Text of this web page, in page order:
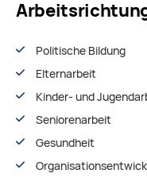
Politische Bildung
Elternarbeit
Kinder- und
Seniorenarbeit
Gesundheit